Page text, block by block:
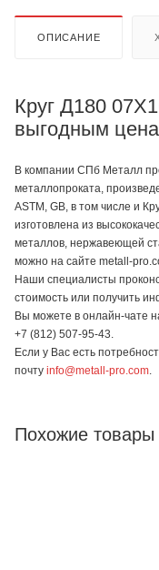
ОПИСАНИЕ
Круг Д180
выгодным
В компании СПб Металл
металлопроката,
ASTM, GB, в том числе и
изготовлена из
металлов, нержавеющей
можно на сайте metall-
Наши специалисты
стоимость или получить
Вы можете в онлайн-чате
+7 (812) 507-95-43.
Если у Вас есть
почту info@metall-pro.com
Похожие товары